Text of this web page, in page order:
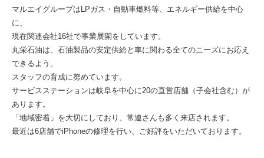
マルエイグループはLPガス・自動車燃料等、エネルギー供給を中心
に、
現在関連会社16社で事業展開をしています。
丸栄石油は、石油製品の安定供給と車に関わる全てのニーズにお応え
できるよう、
スタッフの育成に努めています。
サービスステーションは岐阜を中心に20の直営店舗（子会社含む）が
あります。
「地域密着」を大切にしており、常連さんも多く来店されます。
最近は6店舗でiPhoneの修理を行い、ご好評をいただいております。